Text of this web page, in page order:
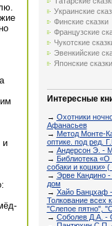
и
Украинские
Финские сказки
Французские
Чукотские
Эвенкийские
Японские сказки
Интересные
→ Охотники
Афанасьев
→ Метод Монте-
оптике. под ред.
→ Андерсон Э. -
→ Библиотека
собаки и кошки» (
→ Эрве Кандино -
дом
→ Хайо Банцхаф
Толкование всех
"Слепое пятно",
→ Соболев Д.А. -